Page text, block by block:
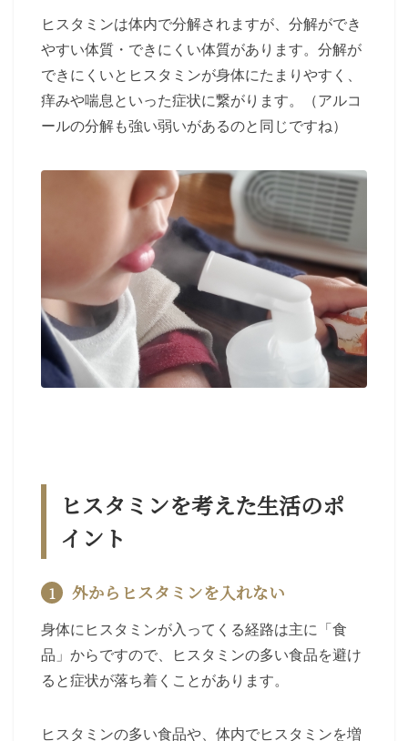
ヒスタミンは体内で分解されますが、分解ができ
やすい体質・できにくい体質があります。分解が
できにくいとヒスタミンが身体にたまりやすく、
痒みや喘息といった症状に繋がります。（アルコ
ールの分解も強い弱いがあるのと同じですね）
ヒスタミンを考えた生活のポ
イント
1 外からヒスタミンを入れない
身体にヒスタミンが入ってくる経路は主に「食
品」からですので、ヒスタミンの多い食品を避け
ると症状が落ち着くことがあります。
ヒスタミンの多い食品や、体内でヒスタミンを増